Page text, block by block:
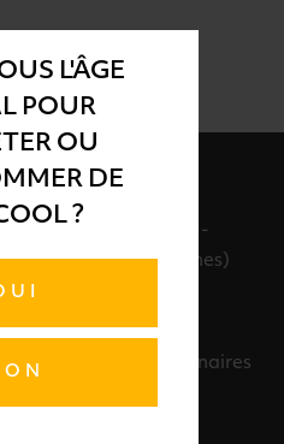
L'ÂGE
POUR
OU
DE
?
24H ET GRATUITE AU-
(hors consignes)
avec nos partenaires